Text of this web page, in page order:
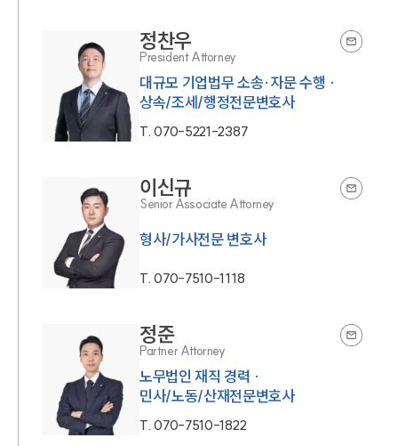
정찬우
President Attorney
대규모 기업법무 소송·자문 수행 ·
상속/조세/행정전문변호사
T.070-5221-2387
이신규
Senior Associate Attorney
형사/가사전문 변호사
T.070-7510-1118
정준
Partner Attorney
노무법인 재직 경력 ·
민사/노동/산재전문변호사
T.070-7510-1822